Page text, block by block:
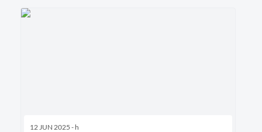
12 JUN 2025 - h